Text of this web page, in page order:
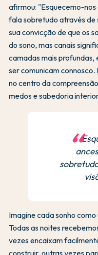
afirmou: "Esquecemo-
fala sobretudo através de
sua convicção de que os
do sono, mas canais
camadas mais profundas,
ser comunicam
no centro da
medos e sabedoria
Imagine cada sonho
Todas as noites
vezes encaixam